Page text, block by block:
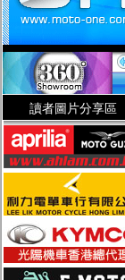
讀者圖片分享區